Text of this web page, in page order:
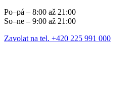
Po–pá – 8:00 až 21:00
So–ne – 9:00 až 21:00
Zavolat na tel. +420 225 991 000